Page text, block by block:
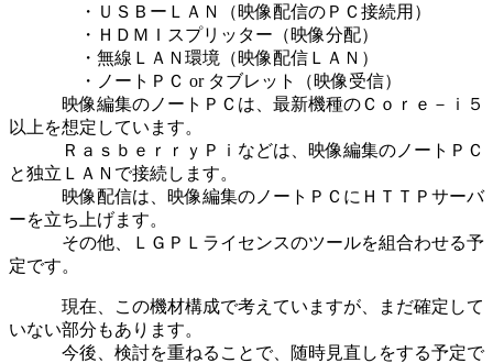
・ＵＳＢーＬＡＮ（映像配信のＰＣ接続用）
・ＨＤＭＩスプリッター（映像分配）
・無線ＬＡＮ環境（映像配信ＬＡＮ）
・ノートＰＣ or タブレット（映像受信）
映像編集のノートＰＣは、最新機種のＣｏｒｅ－ｉ５
以上を想定しています。
ＲａｓｂｅｒｒｙＰｉなどは、映像編集のノートＰＣ
と独立ＬＡＮで接続します。
映像配信は、映像編集のノートＰＣにＨＴＴＰサーバ
ーを立ち上げます。
その他、ＬＧＰＬライセンスのツールを組合わせる予
定です。
現在、この機材構成で考えていますが、まだ確定して
いない部分もあります。
今後、検討を重ねることで、随時見直しをする予定で